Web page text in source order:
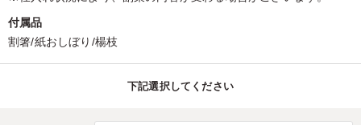
付属品
割箸/紙おしぼり/楊枝
下記選択してください